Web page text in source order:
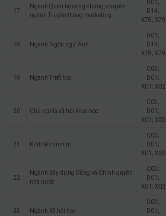
17
Ngành Quan hệ công chúng, chuyên
ngành Truyền thông marketing
D01;
D14;
X78; X79
18 Ngành Ngôn ngữ Anh
D01;
D14;
X78; X79
19 Ngành Triết học
C03;
D01;
X01; X02
20 Chủ nghĩa xã hội khoa học
C03;
D01;
X01; X02
21 Kinh tế chính trị
C03;
D01;
X01; X02
22
Ngành Xây dựng Đảng và Chính quyền
nhà nước
C03;
D01;
X01; X02
23 Ngành Xã hội học
C03;
D01;